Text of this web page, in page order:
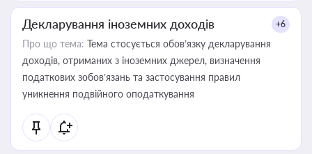
Декларування іноземних доходів +6
Про що тема: Тема стосується обов’язку декларування
доходів, отриманих з іноземних джерел, визначення
податкових зобов’язань та застосування правил
уникнення подвійного оподаткування